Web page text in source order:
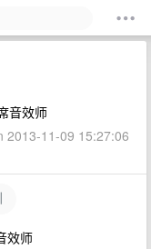
音效师
2013-11-09 15:27:06
效师